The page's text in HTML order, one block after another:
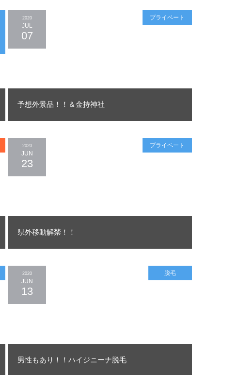
予想外景品！！＆金持神社
2020
JUL
07
プライベート
県外移動解禁！！
2020
JUN
23
プライベート
男性もあり！！ハイジニーナ脱毛
2020
JUN
13
脱毛